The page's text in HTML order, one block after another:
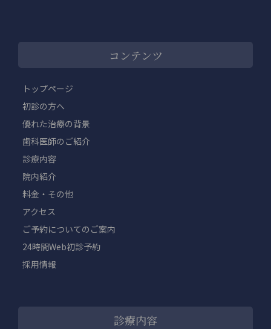
コンテンツ
トップページ
初診の方へ
優れた治療の背景
歯科医師のご紹介
診療内容
院内紹介
料金・その他
アクセス
ご予約についてのご案内
24時間Web初診予約
採用情報
診療内容